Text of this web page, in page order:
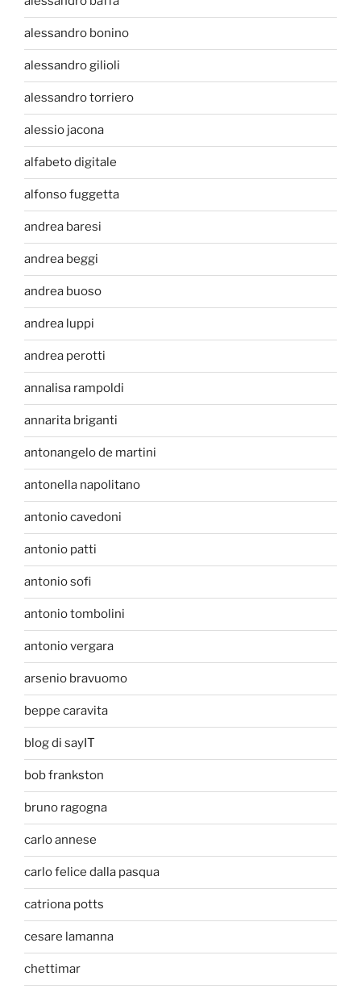
alessandro bonino
alessandro gilioli
alessandro torriero
alessio jacona
alfabeto digitale
alfonso fuggetta
andrea baresi
andrea beggi
andrea buoso
andrea luppi
andrea perotti
annalisa rampoldi
annarita briganti
antonangelo de martini
antonella napolitano
antonio cavedoni
antonio patti
antonio sofi
antonio tombolini
antonio vergara
arsenio bravuomo
beppe caravita
blog di sayIT
bob frankston
bruno ragogna
carlo annese
carlo felice dalla pasqua
catriona potts
cesare lamanna
chettimar